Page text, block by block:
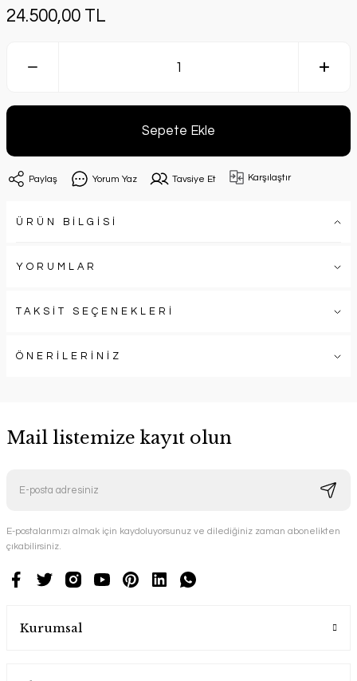
24.500,00 TL
Sepete Ekle
Paylaş Yorum Yaz Tavsiye Et Karşılaştır
ÜRÜN BİLGİSİ
YORUMLAR
TAKSİT SEÇENEKLERİ
ÖNERİLERİNİZ
Mail listemize kayıt olun
E-postalarımızı almak için kaydoluyorsunuz ve dilediğiniz zaman abonelikten
çıkabilirsiniz.
Kurumsal